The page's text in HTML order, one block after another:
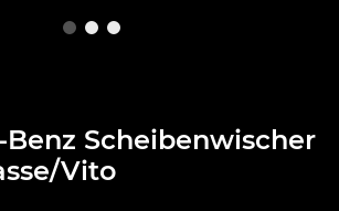
Benz Scheibenwischer
Vito